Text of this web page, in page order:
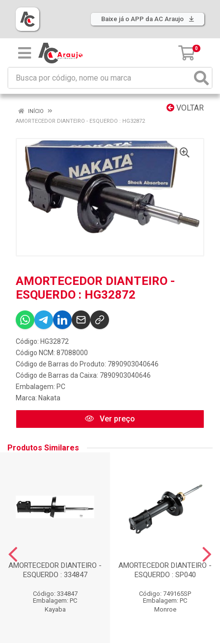
Baixe já o APP da AC Araujo
0
VOLTAR
INÍCIO
AMORTECEDOR DIANTEIRO - ESQUERDO : HG32872
AMORTECEDOR DIANTEIRO -
ESQUERDO : HG32872
Código: HG32872
Código NCM: 87088000
Código de Barras do Produto: 7890903040646
Código de Barras da Caixa: 7890903040646
Embalagem: PC
Marca: Nakata
Ver preço
Produtos Similares
AMORTECEDOR DIANTEIRO -
ESQUERDO : 334847
Código: 334847
Embalagem: PC
Kayaba
AMORTECEDOR DIANTEIRO -
ESQUERDO : SP040
Código: 749165SP
Embalagem: PC
Monroe